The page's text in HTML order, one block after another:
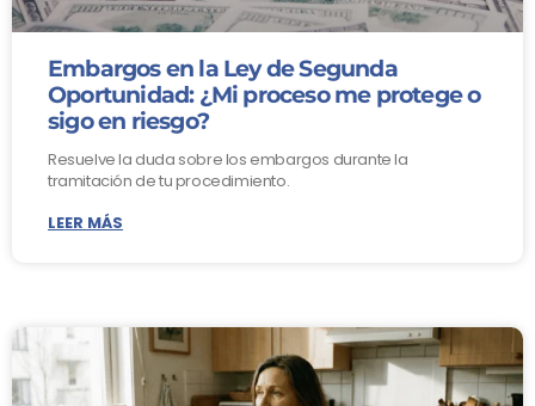
Embargos en la Ley de Segunda
Oportunidad: ¿Mi proceso me protege o
sigo en riesgo?
Resuelve la duda sobre los embargos durante la
tramitación de tu procedimiento.
LEER MÁS